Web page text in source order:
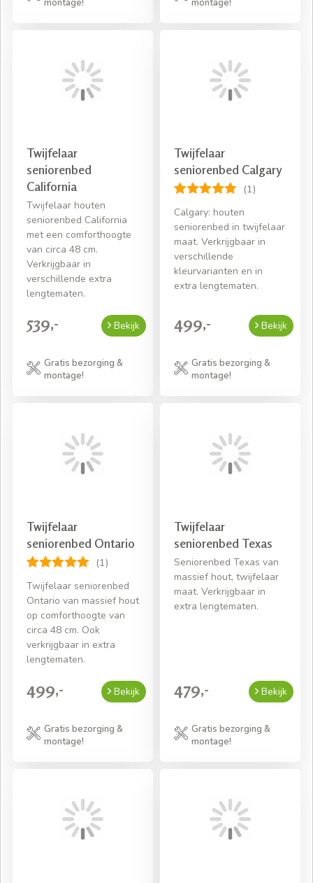
Twijfelaar
seniorenbed
California
Twijfelaar houten
seniorenbed California
met een comforthoogte
van circa 48 cm.
Verkrijgbaar in
verschillende extra
lengtematen.
539,- Bekijk
Gratis bezorging &
montage!
Twijfelaar
seniorenbed Calgary
(1)
Calgary: houten
seniorenbed in twijfelaar
maat. Verkrijgbaar in
verschillende
kleurvarianten en in
extra lengtematen.
499,- Bekijk
Gratis bezorging &
montage!
Twijfelaar
seniorenbed Ontario
(1)
Twijfelaar seniorenbed
Ontario van massief hout
op comforthoogte van
circa 48 cm. Ook
verkrijgbaar in extra
lengtematen.
499,- Bekijk
Gratis bezorging &
montage!
Twijfelaar
seniorenbed Texas
Seniorenbed Texas van
massief hout, twijfelaar
maat. Verkrijgbaar in
extra lengtematen.
479,- Bekijk
Gratis bezorging &
montage!